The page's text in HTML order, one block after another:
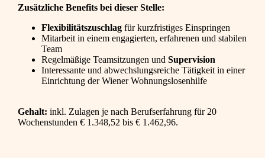
Zusätzliche Benefits bei dieser Stelle:
Flexibilitätszuschlag für kurzfristiges Einspringen
Mitarbeit in einem engagierten, erfahrenen und stabilen
Team
Regelmäßige Teamsitzungen und Supervision
Interessante und abwechslungsreiche Tätigkeit in einer
Einrichtung der Wiener Wohnungslosenhilfe
Gehalt: inkl. Zulagen je nach Berufserfahrung für 20
Wochenstunden € 1.348,52 bis € 1.462,96.